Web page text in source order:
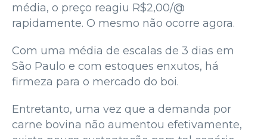
média, o preço reagiu R$2,00/@
rapidamente. O mesmo não ocorre agora.
Com uma média de escalas de 3 dias em
São Paulo e com estoques enxutos, há
firmeza para o mercado do boi.
Entretanto, uma vez que a demanda por
carne bovina não aumentou efetivamente,